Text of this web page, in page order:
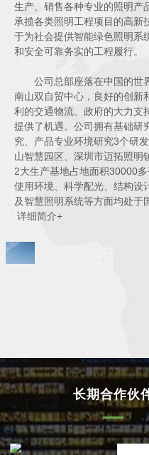
生产、销售各种专业的照明产
承揽各类照明工程项目的高新
于为社会提供智能绿色照明系
和安全可靠务实的工程履行。
公司总部座落在中国的世
南山双自贸中心，良好的创新
利的交通物流、政府的大力支
提供了机遇。公司拥有基础研
究、产品专业环境研究3个研
山智慧园区、深圳市迈拓照明
2大生产基地占地面积30000
使用环境、科学配光、结构设
及智慧照明系统等方面均处于
详细简介+
长期合作伙